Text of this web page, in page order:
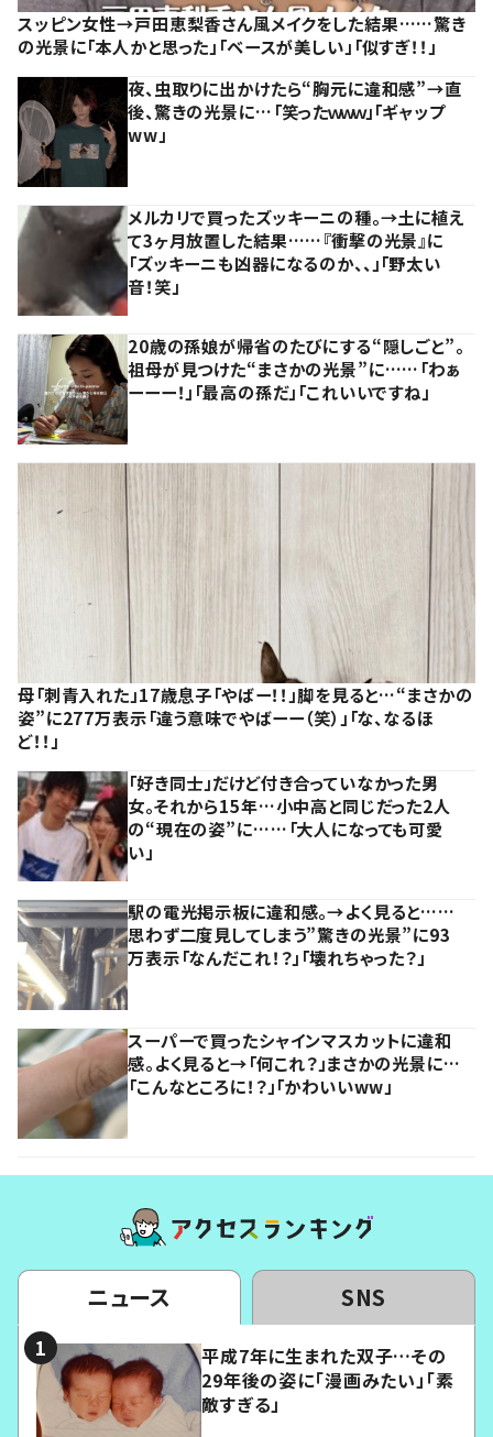
スッピン女性→戸田恵梨香さん風メイクをした結果……驚き
の光景に「本人かと思った」「ベースが美しい」「似すぎ！！」
夜、虫取りに出かけたら“胸元に違和感”→直
後、驚きの光景に…「笑ったｗｗｗ」「ギャップ
ww」
メルカリで買ったズッキーニの種。→土に植え
て3ヶ月放置した結果……『衝撃の光景』に
「ズッキーニも凶器になるのか、、」「野太い
音！笑」
20歳の孫娘が帰省のたびにする“隠しごと”。
祖母が見つけた“まさかの光景”に……「わぁ
ーーー！」「最高の孫だ」「これいいですね」
母「刺青入れた」17歳息子「やばー！！」脚を見ると…“まさかの
姿”に277万表示「違う意味でやばーー（笑）」「な、なるほ
ど！！」
「好き同士」だけど付き合っていなかった男
女。それから15年…小中高と同じだった2人
の“現在の姿”に……「大人になっても可愛
い」
駅の電光掲示板に違和感。→よく見ると……
思わず二度見してしまう”驚きの光景”に93
万表示「なんだこれ！？」「壊れちゃった？」
スーパーで買ったシャインマスカットに違和
感。よく見ると→「何これ？」まさかの光景に…
「こんなところに！？」「かわいいww」
ニュース SNS
平成7年に生まれた双子…その
29年後の姿に「漫画みたい」「素
敵すぎる」